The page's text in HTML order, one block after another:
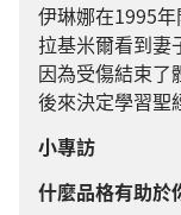
伊琳娜在1995
拉基米爾看到妻
因為受傷結束了
後來決定學習聖
小專訪
什麼品格有助於